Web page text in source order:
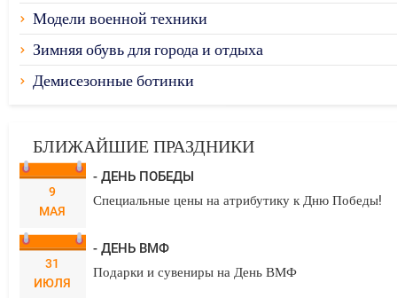
Модели военной техники
Зимняя обувь для города и отдыха
Демисезонные ботинки
БЛИЖАЙШИЕ ПРАЗДНИКИ
9
МАЯ
- ДЕНЬ ПОБЕДЫ
Специальные цены на атрибутику к Дню Победы!
31
ИЮЛЯ
- ДЕНЬ ВМФ
Подарки и сувениры на День ВМФ